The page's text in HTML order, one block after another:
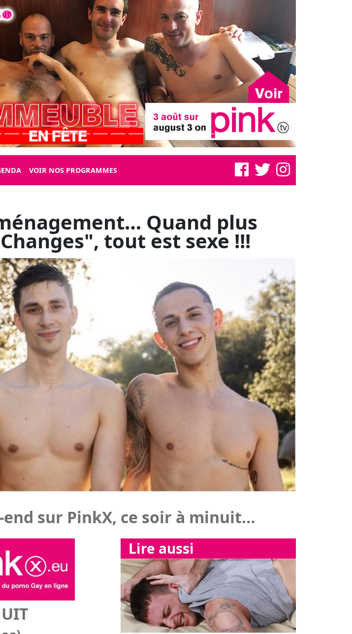
VOIR NOS PROGRAMMES
Quand plus
tout est sexe !!!
sur PinkX, ce soir à minuit…
radicale où le sexe
Lire aussi
"Jizz Me Up!"… À force de ne
penser qu'à ça, tout peut arriver,
surtout le meilleur !!!
"Global Entry:
Caribbean" et ses
hommes sensuels,